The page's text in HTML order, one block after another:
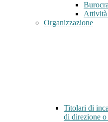
Attività
Organizzazione
Titolari di
di direzione